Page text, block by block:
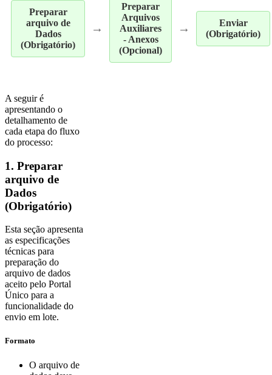
Preparar
arquivo de
Dados
(Obrigatório)
→
Preparar
Arquivos
Auxiliares
- Anexos
(Opcional)
→
Enviar
(Obrigatório)
A seguir é
apresentando o
detalhamento de
cada etapa do fluxo
do processo:
1. Preparar
arquivo de
Dados
(Obrigatório)
Esta seção apresenta
as especificações
técnicas para
preparação do
arquivo de dados
aceito pelo Portal
Único para a
funcionalidade do
envio em lote.
Formato
O arquivo de